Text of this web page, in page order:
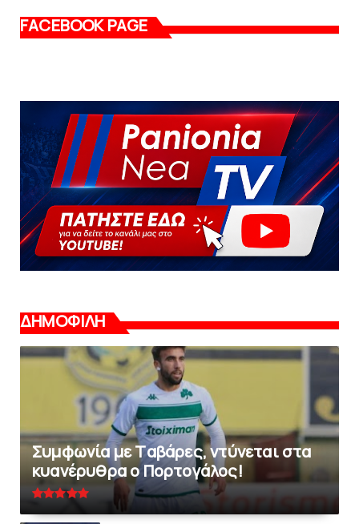
FACEBOOK PAGE
ΔΗΜΟΦΙΛΗ
Συμφωνία με Tαβάρες, ντύνεται στα
κυανέρυθρα ο Πορτογάλος!